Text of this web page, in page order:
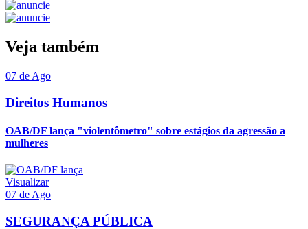
Veja também
07 de Ago
Direitos Humanos
OAB/DF lança "violentômetro" sobre estágios da agressão a
mulheres
Visualizar
07 de Ago
SEGURANÇA PÚBLICA